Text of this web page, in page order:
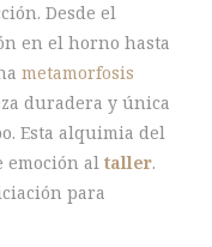
Desde el
en el horno hasta
metamorfosis
duradera y única
Esta alquimia del
emoción al taller.
para